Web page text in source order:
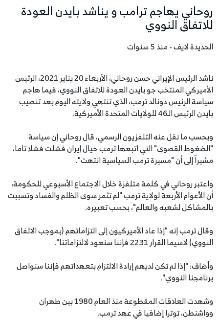
روحاني يهاجم ترامب و يناشد بايدن العودة
للاتفاق النووي
الحديدة لايف - منذ 5 سنوات
ناشد الرئيس الإيراني حسن روحاني، الأربعاء 20 يناير 2021، الرئيس
الأميركي المنتخب جو بايدن العودة للاتفاق النووي، فيما هاجم
سياسة الرئيس دونالد ترمب، الذي تنتهي ولايته اليوم بعد تنصيب
بايدن الرئيس الـ46 للولايات المتحدة الأميركية.
وبحسب ما نقل عنه التلفزيون الرسمي، قال روحاني إن سياسة
"الضغوط القصوى" التي اتبعها ترمب حيال إيران فشلت فشلا تاما،
مشيراً إلى أن "مسيرة ترمب السياسية انتهت".
واعتبر روحاني في كلمة متلفزة خلال الاجتماع الأسبوعي للحكومة،
أن الأعوام الأربعة لولاية ترمب "لم تثمر سوى الظلم والفساد وتسببت
بالمشاكل لشعبه والعالم"، بحسب تعبيره.
وقال ترمب إنه "إذا عاد الأميركيون إلى التزاماتهم (بموجب الاتفاق
النووي) لاسيما القرار 2231 فإننا سنعود لالتزاماتنا".
وأضاف: "إذا لم تكن لديهم إرادة الالتزام بتعهداتهم فإننا سنواصل
برنامجنا النووي".
وشهدت العلاقات المقطوعة منذ العام 1980 بين طهران
وواشنطن، توترا إضافيا في عهد ترمب.